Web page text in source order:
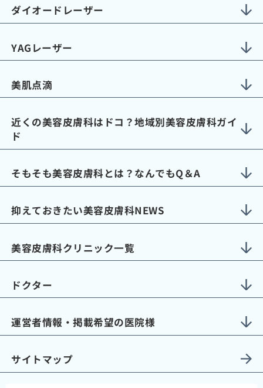
ダイオードレーザー
YAGレーザー
美肌点滴
近くの美容皮膚科はドコ？地域別美容皮膚科ガイ
ド
そもそも美容皮膚科とは？なんでもQ＆A
抑えておきたい美容皮膚科NEWS
美容皮膚科クリニック一覧
ドクター
運営者情報・掲載希望の医院様
サイトマップ